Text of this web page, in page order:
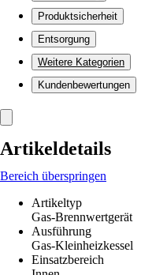
Produktsicherheit
Entsorgung
Weitere Kategorien
Kundenbewertungen
Artikeldetails
Bereich überspringen
Artikeltyp
Gas-Brennwertgerät
Ausführung
Gas-Kleinheizkessel
Einsatzbereich